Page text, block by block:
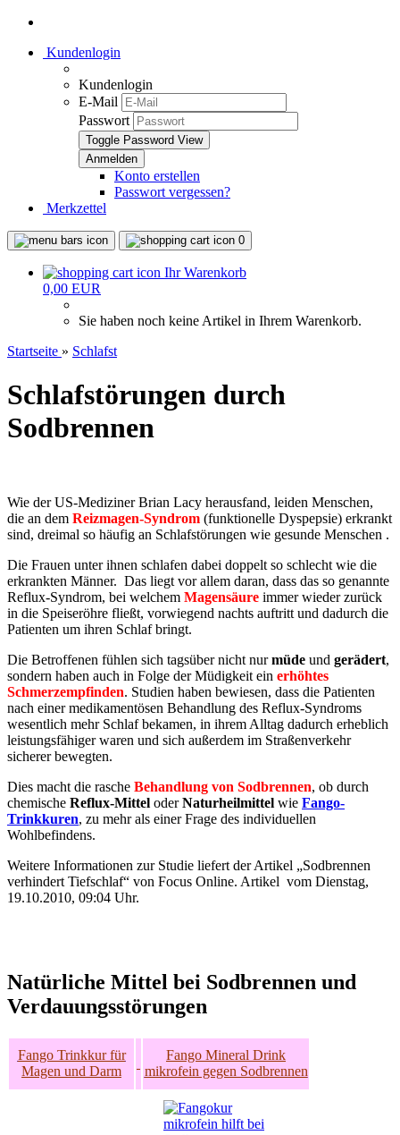
Kundenlogin
Kundenlogin
E-Mail
Passwort
Toggle Password View
Konto erstellen
Passwort vergessen?
Merkzettel
0
Ihr Warenkorb
0,00 EUR
Sie haben noch keine Artikel in Ihrem Warenkorb.
Startseite » Schlafst
Schlafstörungen durch
Sodbrennen
Wie der US-Mediziner Brian Lacy herausfand, leiden Menschen,
die an dem Reizmagen-Syndrom (funktionelle Dyspepsie) erkrankt
sind, dreimal so häufig an Schlafstörungen wie gesunde Menschen .
Die Frauen unter ihnen schlafen dabei doppelt so schlecht wie die
erkrankten Männer. Das liegt vor allem daran, dass das so genannte
Reflux-Syndrom, bei welchem Magensäure immer wieder zurück
in die Speiseröhre fließt, vorwiegend nachts auftritt und dadurch die
Patienten um ihren Schlaf bringt.
Die Betroffenen fühlen sich tagsüber nicht nurmüde und gerädert,
sondern haben auch in Folge der Müdigkeit ein erhöhtes
Schmerzempfinden. Studien haben bewiesen, dass die Patienten
nach einer medikamentösen Behandlung des Reflux-Syndroms
wesentlich mehr Schlaf bekamen, in ihrem Alltag dadurch erheblich
leistungsfähiger waren und sich außerdem im Straßenverkehr
sicherer bewegten.
Dies macht die rasche Behandlung von Sodbrennen, ob durch
chemische Reflux-Mittel oderNaturheilmittel wie Fango-
Trinkkuren, zu mehr als einer Frage des individuellen
Wohlbefindens.
Weitere Informationen zur Studie liefert der Artikel „Sodbrennen
verhindert Tiefschlaf“ von Focus Online. Artikel vom Dienstag,
19.10.2010, 09:04 Uhr.
Natürliche Mittel bei Sodbrennen und
Verdauungsstörungen
Fango Trinkkur für
Magen und Darm
Fango Mineral Drink
mikrofein gegen Sodbrennen